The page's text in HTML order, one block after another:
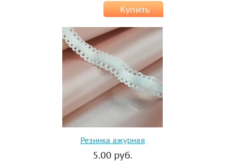
Купить
Резинка ажурная
5.00 руб.